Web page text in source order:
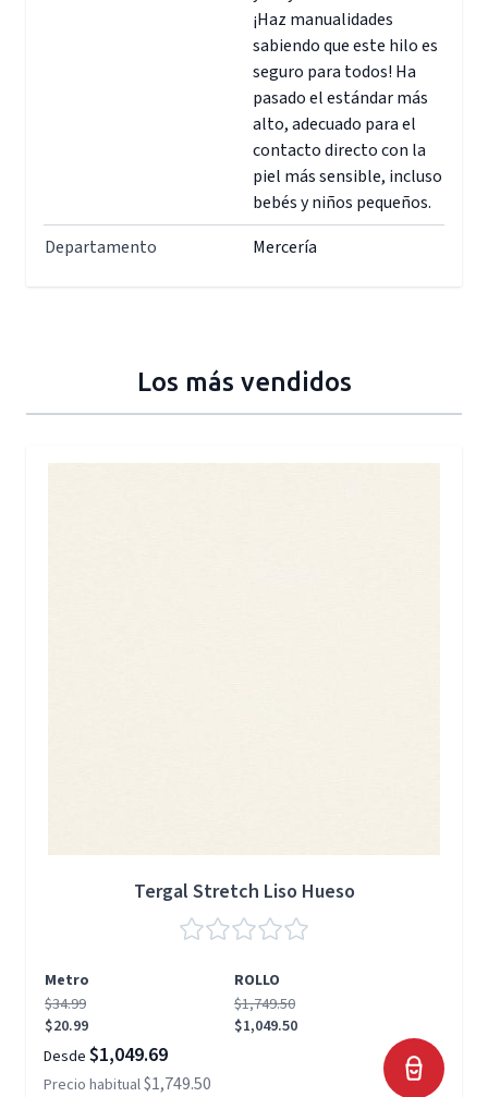
¡Haz manualidades
sabiendo que este hilo es
seguro para todos! Ha
pasado el estándar más
alto, adecuado para el
contacto directo con la
piel más sensible, incluso
bebés y niños pequeños.
Departamento
Mercería
Los más vendidos
Tergal Stretch Liso Hueso
Metro
ROLLO
$34.99
$20.99
$1,749.50
$1,049.50
Desde $1,049.69
Precio habitual$1,749.50